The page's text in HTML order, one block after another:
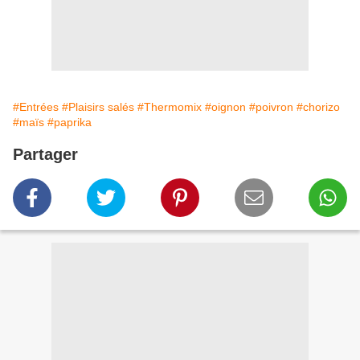
#Entrées #Plaisirs salés #Thermomix #oignon #poivron #chorizo
#maïs #paprika
Partager